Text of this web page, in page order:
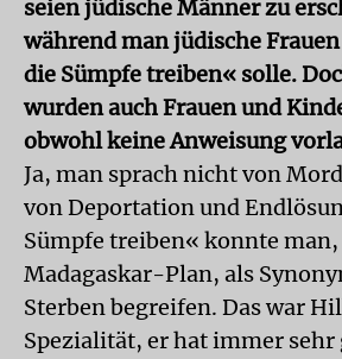
seien jüdische Männer zu
während man jüdische
die Sümpfe treiben« solle.
wurden auch Frauen und
obwohl keine Anweisung
Ja, man sprach nicht von
von Deportation und
Sümpfe treiben« konnte
Madagaskar-Plan, als
Sterben begreifen. Das war
Spezialität, er hat immer sehr